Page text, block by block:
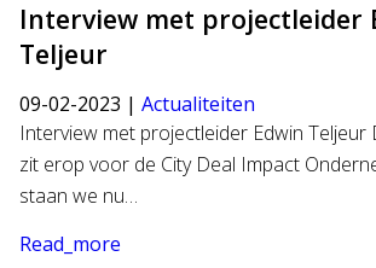
Interview met projectleider
Teljeur
09-02-2023 | Actualiteiten
Interview met projectleider Edwin Teljeur
zit erop voor de City Deal Impact
staan we nu…
Read_more